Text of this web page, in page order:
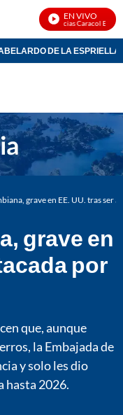
EN VIVO
Noticias Caracol En Vivo
DE LA ESPRIELLA
grave en EE. UU. tras ser
grave en
por
que, aunque
la Embajada de
y solo les dio
hasta 2026.